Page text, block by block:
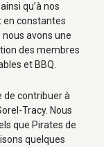
qu’à nos
en constantes
avons une
des membres
et BBQ.
de contribuer à
Tracy. Nous
que Pirates de
quelques